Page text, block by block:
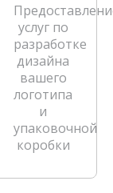
услуг по
разработке
дизайна
вашего
логотипа
и
упаковочной
коробки